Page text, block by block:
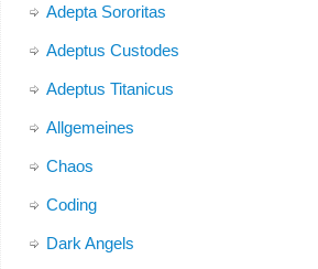
Adepta Sororitas
Adeptus Custodes
Adeptus Titanicus
Allgemeines
Chaos
Coding
Dark Angels